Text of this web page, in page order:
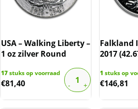
USA – Walking Liberty –
1 oz zilver Round
17stuks op voorraad
€81,40
Falkland
2017
1 stuks op
€146,81